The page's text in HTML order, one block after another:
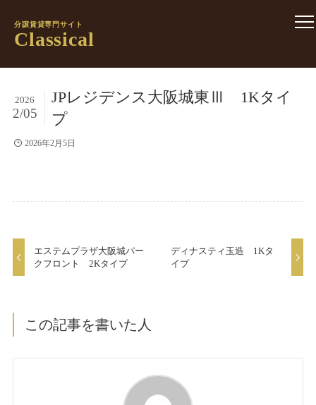
分譲賃貸専門サイト
Classical
JPレジデンス大阪城東Ⅲ 1Kタイ
プ
2026
2/05
2026年2月5日
エステムプラザ大阪城パー
クフロント 2Kタイプ
ディナスティ玉造 1Kタ
イプ
この記事を書いた人